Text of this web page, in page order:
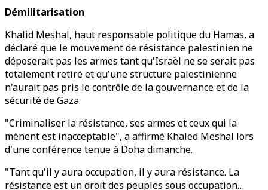
Démilitarisation
Khalid Meshal, haut responsable politique du Hamas, a
déclaré que le mouvement de résistance palestinien ne
déposerait pas les armes tant qu'Israël ne se serait pas
totalement retiré et qu'une structure palestinienne
n'aurait pas pris le contrôle de la gouvernance et de la
sécurité de Gaza.
"Criminaliser la résistance, ses armes et ceux qui la
mènent est inacceptable", a affirmé Khaled Meshal lors
d'une conférence tenue à Doha dimanche.
"Tant qu'il y aura occupation, il y aura résistance. La
résistance est un droit des peuples sous occupation…